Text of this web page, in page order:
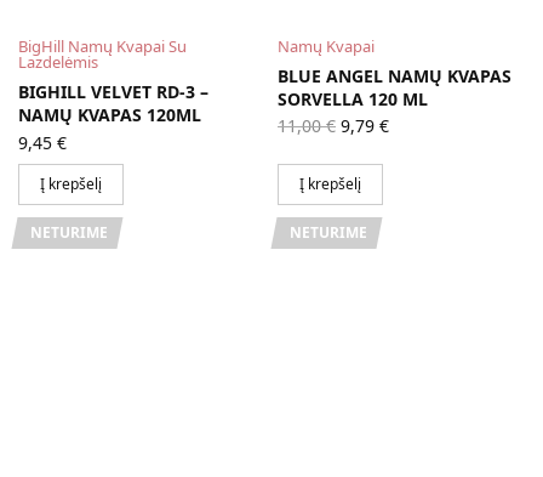
BigHill Namų Kvapai Su
Lazdelėmis
BIGHILL VELVET RD-3 –
NAMŲ KVAPAS 120ML
9,45 €
Į krepšelį
Namų Kvapai
BLUE ANGEL NAMŲ KVAPAS
SORVELLA 120 ML
11,00€ Original
price
was:
11,00 €.
9,79 €Current
Į krepšelį
NETURIME NETURIME